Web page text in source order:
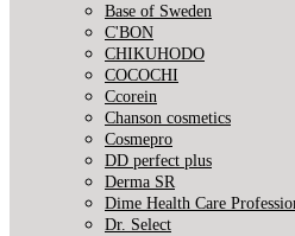
Base of Sweden
C'BON
CHIKUHODO
COCOCHI
Ccorein
Chanson cosmetics
Cosmepro
DD perfect plus
Derma SR
Dime Health Care
Dr. Select